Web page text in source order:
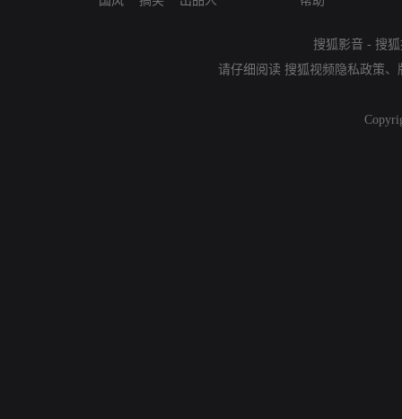
搜狐影音 - 搜
请仔细阅读 搜狐视频隐私政策、